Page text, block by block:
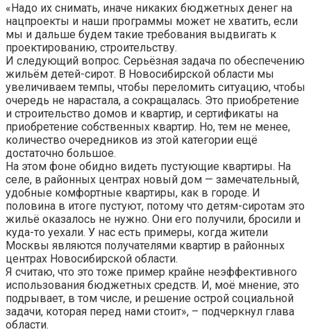
«Надо их снимать, иначе никаких бюджетных денег на
нацпроекты и наши программы может не хватить, если
мы и дальше будем такие требования выдвигать к
проектированию, строительству.
И следующий вопрос. Серьёзная задача по обеспечению
жильём детей-сирот. В Новосибирской области мы
увеличиваем темпы, чтобы переломить ситуацию, чтобы
очередь не нарастала, а сокращалась. Это приобретение
и строительство домов и квартир, и сертификаты на
приобретение собственных квартир. Но, тем не менее,
количество очередников из этой категории ещё
достаточно большое.
На этом фоне обидно видеть пустующие квартиры. На
селе, в районных центрах новый дом — замечательный,
удобные комфортные квартиры, как в городе. И
половина в итоге пустуют, потому что детям-сиротам это
жильё оказалось не нужно. Они его получили, бросили и
куда-то уехали. У нас есть примеры, когда жители
Москвы являются получателями квартир в районных
центрах Новосибирской области.
Я считаю, что это тоже пример крайне неэффективного
использования бюджетных средств. И, моё мнение, это
подрывает, в том числе, и решение острой социальной
задачи, которая перед нами стоит», – подчеркнул глава
области.